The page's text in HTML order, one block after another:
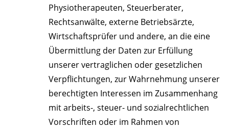
Physiotherapeuten, Steuerberater,
Rechtsanwälte, externe Betriebsärzte,
Wirtschaftsprüfer und andere, an die eine
Übermittlung der Daten zur Erfüllung
unserer vertraglichen oder gesetzlichen
Verpflichtungen, zur Wahrnehmung unserer
berechtigten Interessen im Zusammenhang
mit arbeits-, steuer- und sozialrechtlichen
Vorschriften oder im Rahmen von